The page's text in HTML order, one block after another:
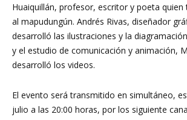
Huaiquillán, profesor, escritor y poeta
al mapudungún. Andrés Rivas, diseñador
desarrolló las ilustraciones y la
y el estudio de comunicación y animación,
desarrolló los videos.
El evento será transmitido en simultáneo,
julio a las 20:00 horas, por los siguiente